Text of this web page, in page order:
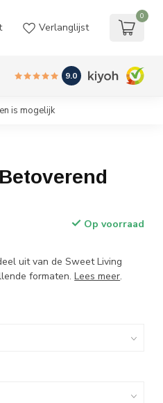
Verlanglijst
0
9.0
is mogelijk
Op voorraad
uit van de Sweet Living
formaten.Lees meer.